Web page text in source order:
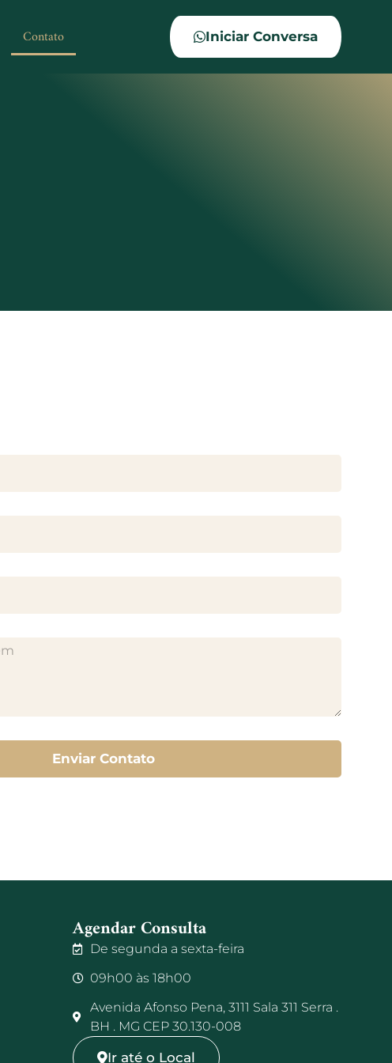
Contato Iniciar Conversa
Enviar Contato
Agendar Consulta
De segunda a sexta-feira
09h00 às 18h00
Avenida Afonso Pena, 3111 Sala 311 Serra .
BH . MG CEP 30.130-008
Ir até o Local